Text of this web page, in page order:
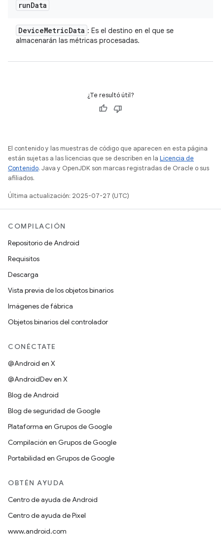
runData
DeviceMetricData : Es el destino en el que se
almacenarán las métricas procesadas.
¿Te resultó útil?
El contenido y las muestras de código que aparecen en esta página
están sujetas a las licencias que se describen en la Licencia de
Contenido. Java y OpenJDK son marcas registradas de Oracle o sus
afiliados.
Última actualización: 2025-07-27 (UTC)
COMPILACIÓN
Repositorio de Android
Requisitos
Descarga
Vista previa de los objetos binarios
Imágenes de fábrica
Objetos binarios del controlador
CONÉCTATE
@Android en X
@AndroidDev en X
Blog de Android
Blog de seguridad de Google
Plataforma en Grupos de Google
Compilación en Grupos de Google
Portabilidad en Grupos de Google
OBTÉN AYUDA
Centro de ayuda de Android
Centro de ayuda de Pixel
www.android.com